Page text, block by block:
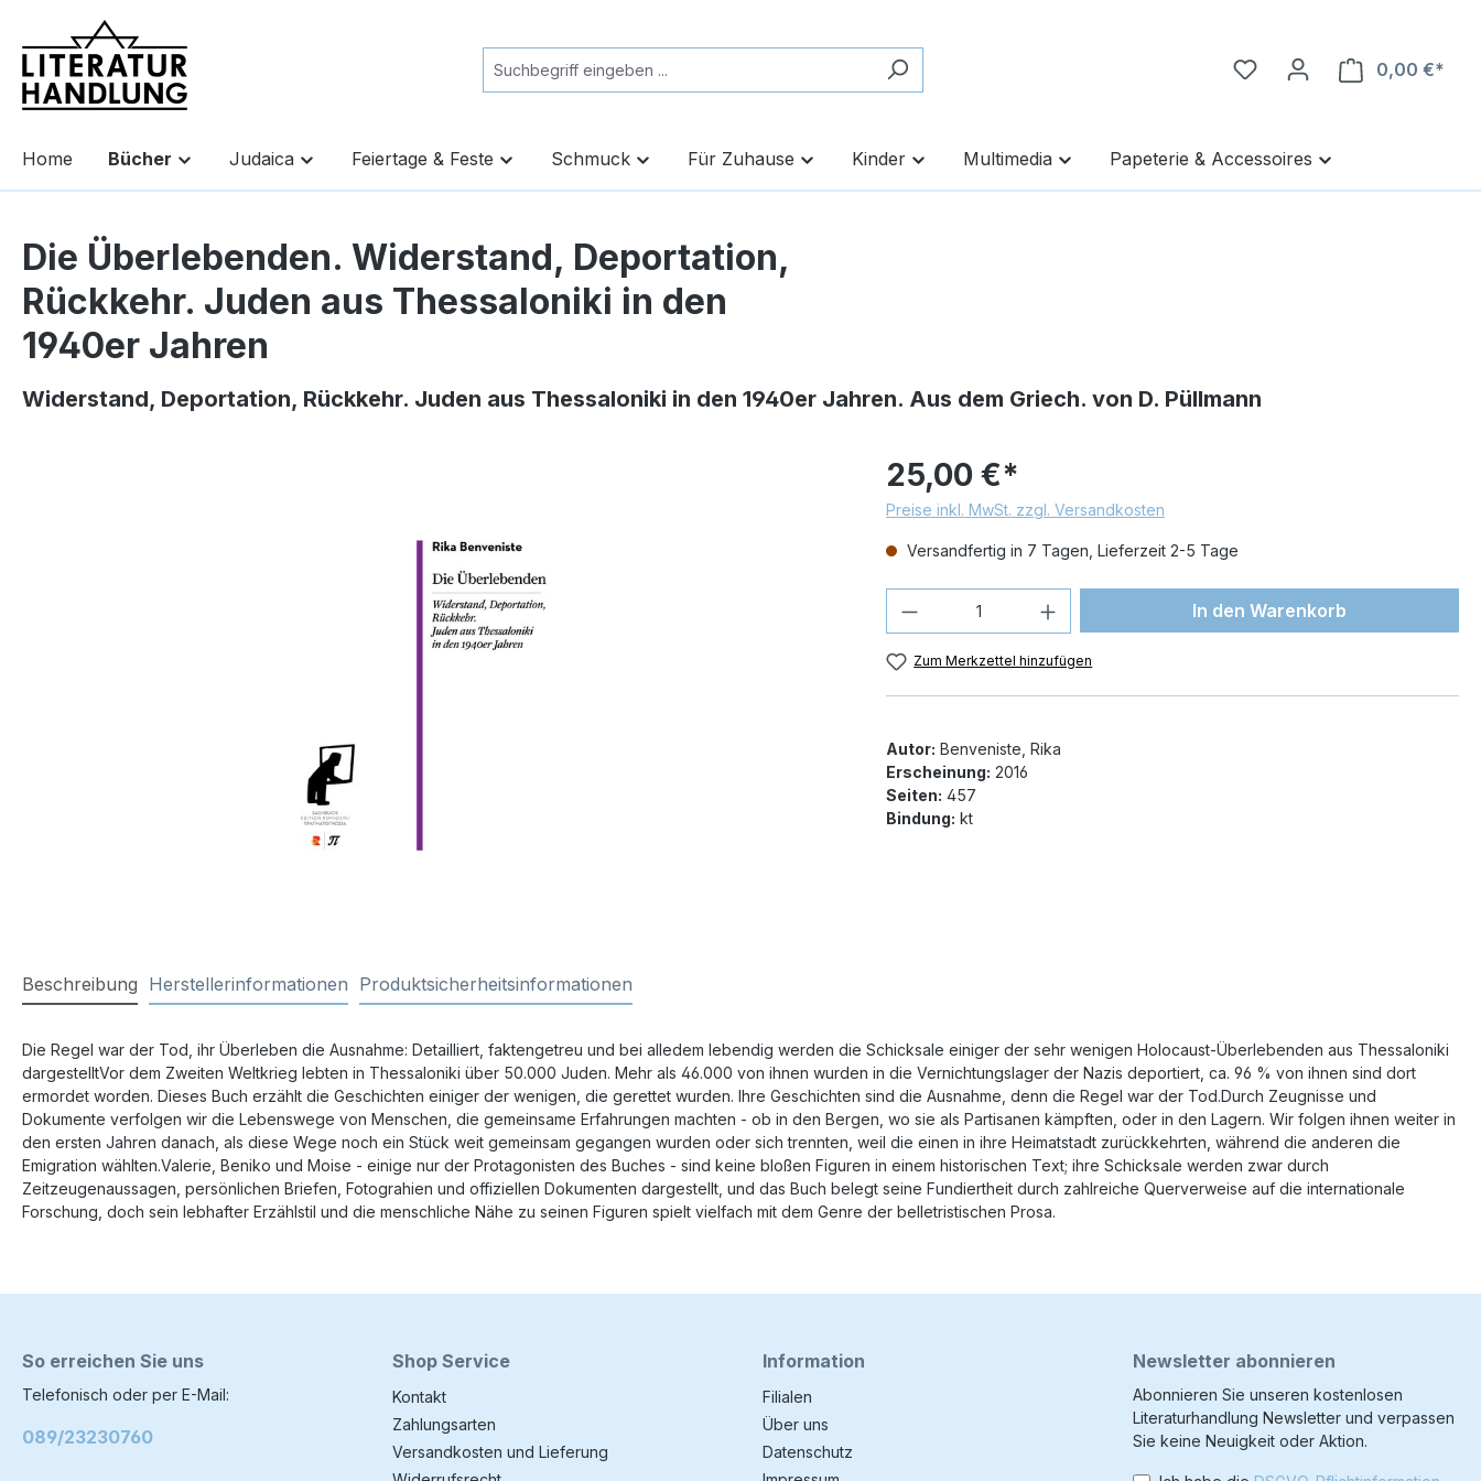
Zur Hauptnavigation springen
0,00 €*
Home Bücher Judaica Feiertage & Feste Schmuck Für Zuhause Kinder Multimedia Papeterie & Accessoires
Die Überlebenden. Widerstand, Deportation,
Rückkehr. Juden aus Thessaloniki in den
1940er Jahren
Widerstand, Deportation, Rückkehr. Juden aus Thessaloniki in den 1940er Jahren. Aus dem Griech. von D. Püllmann
25,00 €*
Preise inkl. MwSt. zzgl. Versandkosten
Versandfertig in 7 Tagen, Lieferzeit 2-5 Tage
Produkt Anzahl: Gib den gewünschten Wert
In den Warenkorb
Zum Merkzettel hinzufügen
Autor: Benveniste, Rika
Erscheinung: 2016
Seiten: 457
Bindung: kt
Beschreibung Herstellerinformationen Produktsicherheitsinformationen
Die Regel war der Tod, ihr Überleben die Ausnahme: Detailliert, faktengetreu und bei alledem lebendig werden die Schicksale einiger der sehr wenigen Holocaust-Überlebenden aus Thessaloniki
dargestelltVor dem Zweiten Weltkrieg lebten in Thessaloniki über 50.000 Juden. Mehr als 46.000 von ihnen wurden in die Vernichtungslager der Nazis deportiert, ca. 96 % von ihnen sind dort
ermordet worden. Dieses Buch erzählt die Geschichten einiger der wenigen, die gerettet wurden. Ihre Geschichten sind die Ausnahme, denn die Regel war der Tod.Durch Zeugnisse und
Dokumente verfolgen wir die Lebenswege von Menschen, die gemeinsame Erfahrungen machten - ob in den Bergen, wo sie als Partisanen kämpften, oder in den Lagern. Wir folgen ihnen weiter in
den ersten Jahren danach, als diese Wege noch ein Stück weit gemeinsam gegangen wurden oder sich trennten, weil die einen in ihre Heimatstadt zurückkehrten, während die anderen die
Emigration wählten.Valerie, Beniko und Moise - einige nur der Protagonisten des Buches - sind keine bloßen Figuren in einem historischen Text; ihre Schicksale werden zwar durch
Zeitzeugenaussagen, persönlichen Briefen, Fotograhien und offiziellen Dokumenten dargestellt, und das Buch belegt seine Fundiertheit durch zahlreiche Querverweise auf die internationale
Forschung, doch sein lebhafter Erzählstil und die menschliche Nähe zu seinen Figuren spielt vielfach mit dem Genre der belletristischen Prosa.
So erreichen Sie uns
Telefonisch oder per E-Mail:
089/23230760
Shop Service
Kontakt
Zahlungsarten
Versandkosten und Lieferung
Information
Filialen
Über uns
Datenschutz
Newsletter abonnieren
Abonnieren Sie unseren kostenlosen
Literaturhandlung Newsletter und verpassen
Sie keine Neuigkeit oder Aktion.